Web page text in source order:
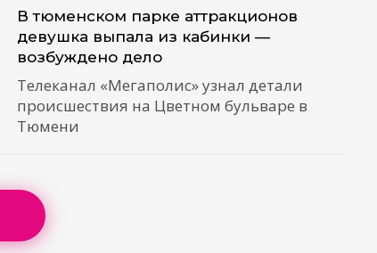
В тюменском парке аттракционов
девушка выпала из кабинки —
возбуждено дело
Телеканал «Мегаполис» узнал детали
происшествия на Цветном бульваре в
Тюмени